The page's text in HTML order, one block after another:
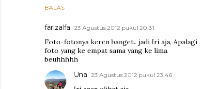
BALAS
farizalfa 23 Agustus 2012 pukul 20.31
Foto-fotonya keren banget.. jadi Iri aja, Apalagi
foto yang ke empat sama yang ke lima.
beuhhhhh
Una 23 Agustus 2012 pukul 23.46